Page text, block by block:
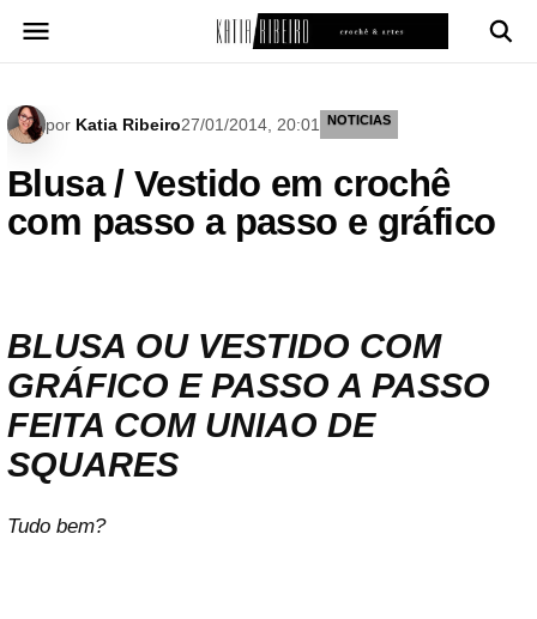
para
por Katia Ribeiro27/01/2014, 20:01 NOTICIAS
Blusa / Vestido em crochê
com passo a passo e gráfico
BLUSA OU VESTIDO COM
GRÁFICO E PASSO A PASSO
FEITA COM UNIAO DE
SQUARES
Tudo bem?